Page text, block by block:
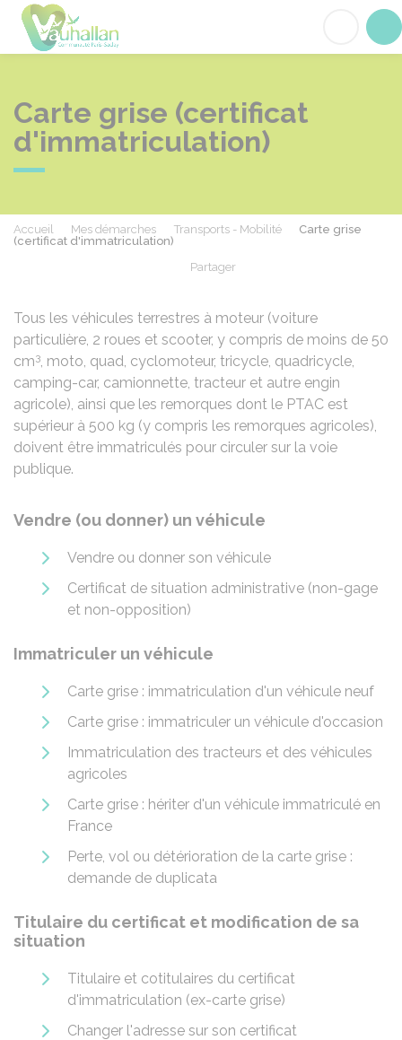
Carte grise (certificat
d'immatriculation)
Accueil Mes démarches Transports - Mobilité
Carte grise
(certificat d'immatriculation)
Partager
Tous les véhicules terrestres à moteur (voiture
particulière, 2 roues et scooter, y compris de moins de 50
cm3, moto, quad, cyclomoteur, tricycle, quadricycle,
camping-car, camionnette, tracteur et autre engin
agricole), ainsi que les remorques dont le PTAC est
supérieur à 500 kg (y compris les remorques agricoles),
doivent être immatriculés pour circuler sur la voie
publique.
Vendre (ou donner) un véhicule
Vendre ou donner son véhicule
Certificat de situation administrative (non-gage
et non-opposition)
Immatriculer un véhicule
Carte grise : immatriculation d'un véhicule neuf
Carte grise : immatriculer un véhicule d'occasion
Immatriculation des tracteurs et des véhicules
agricoles
Carte grise : hériter d'un véhicule immatriculé en
France
Perte, vol ou détérioration de la carte grise :
demande de duplicata
Titulaire du certificat et modification de sa
situation
Titulaire et cotitulaires du certificat
d'immatriculation (ex-carte grise)
Changer l'adresse sur son certificat